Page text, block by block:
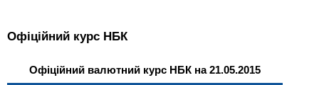
Офіційний курс НБК
Офіційний валютний курс НБК на 21.05.2015